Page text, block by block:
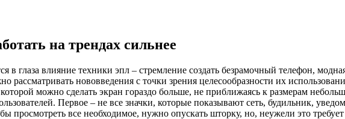
на трендах сильнее
в глаза влияние техники эпл – стремление создать безрамочный телефон,
нововведения с точки зрения целесообразности их
можно сделать экран гораздо больше, не приближаясь к размерам
Первое – не все значки, которые показывают сеть, будильник,
просмотреть все необходимое, нужно опускать шторку, но, неужели это